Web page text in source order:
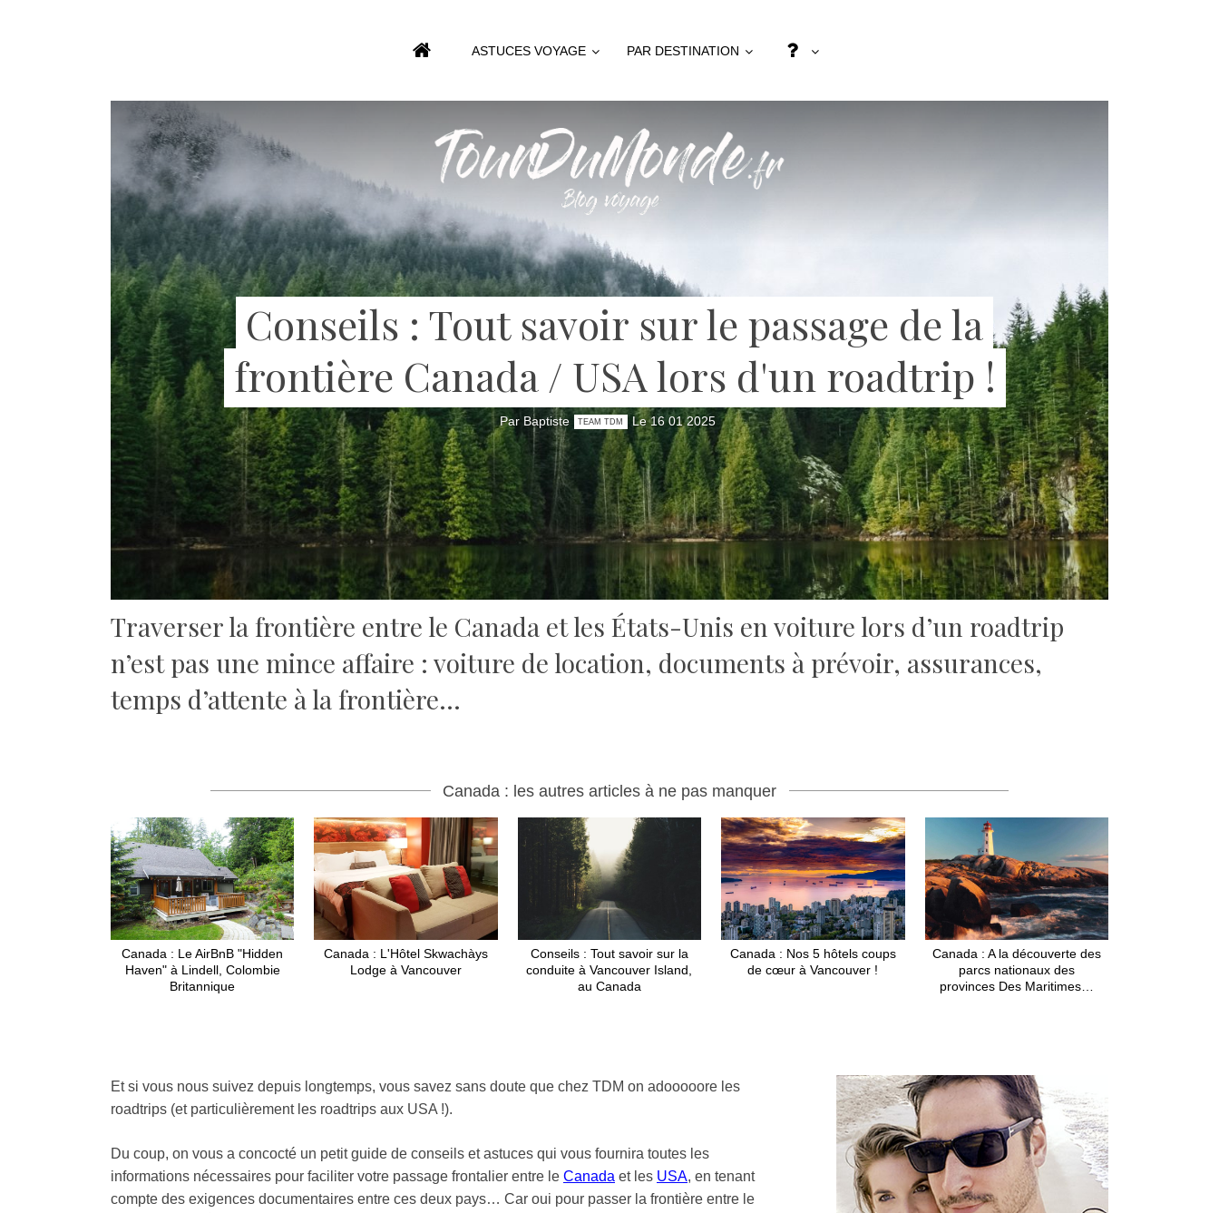
ASTUCES VOYAGE PAR DESTINATION
Conseils : Tout savoir sur le passage de la
frontière Canada / USA lors d'un roadtrip !
Par Baptiste TEAM TDM Le 16 01 2025
Traverser la frontière entre le Canada et les États-Unis en voiture lors d’un roadtrip
n’est pas une mince affaire : voiture de location, documents à prévoir, assurances,
temps d’attente à la frontière…
Canada : les autres articles à ne pas manquer
Canada : Le AirBnB "Hidden
Haven" à Lindell, Colombie
Britannique
Canada : L'Hôtel Skwachàys
Lodge à Vancouver
Conseils : Tout savoir sur la
conduite à Vancouver Island,
au Canada
Canada : Nos 5 hôtels coups
de cœur à Vancouver !
Canada : A la découverte des
parcs nationaux des
provinces Des Maritimes…
Et si vous nous suivez depuis longtemps, vous savez sans doute que chez TDM on adooooore les
roadtrips (et particulièrement les roadtrips aux USA !).
Du coup, on vous a concocté un petit guide de conseils et astuces qui vous fournira toutes les
informations nécessaires pour faciliter votre passage frontalier entre le Canada et les USA, en tenant
compte des exigences documentaires entre ces deux pays… Car oui pour passer la frontière entre le